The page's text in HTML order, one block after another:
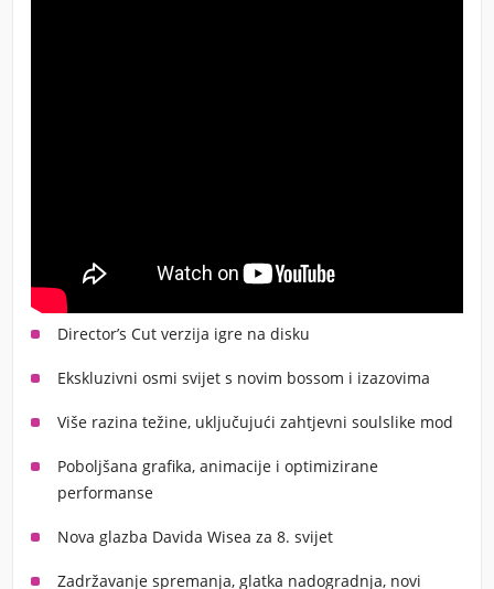
Director’s Cut verzija igre na disku
Ekskluzivni osmi svijet s novim bossom i izazovima
Više razina težine, uključujući zahtjevni soulslike mod
Poboljšana grafika, animacije i optimizirane
performanse
Nova glazba Davida Wisea za 8. svijet
Zadržavanje spremanja, glatka nadogradnja, novi